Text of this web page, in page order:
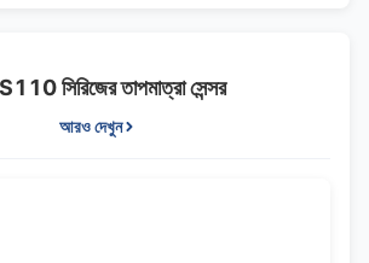
সিরিজের তাপমাত্রা সেন্সর
আরও দেখুন